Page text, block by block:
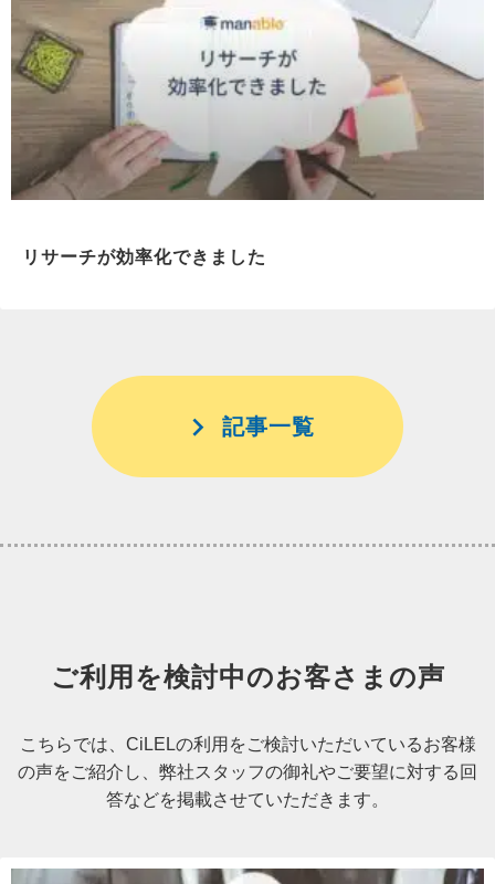
リサーチが効率化できました
記事一覧
ご利用を検討中のお客さまの声
こちらでは、CiLELの利用をご検討いただいているお客様
の声をご紹介し、弊社スタッフの御礼やご要望に対する回
答などを掲載させていただきます。